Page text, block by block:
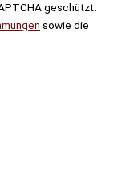
geschützt.
sowie die